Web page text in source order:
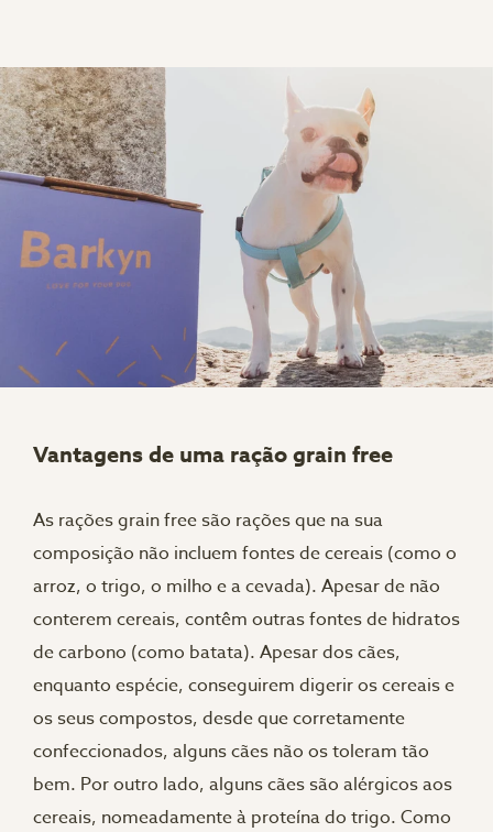
Vantagens de uma ração grain free
As rações grain free são rações que na sua
composição não incluem fontes de cereais (como o
arroz, o trigo, o milho e a cevada). Apesar de não
conterem cereais, contêm outras fontes de hidratos
de carbono (como batata). Apesar dos cães,
enquanto espécie, conseguirem digerir os cereais e
os seus compostos, desde que corretamente
confeccionados, alguns cães não os toleram tão
bem. Por outro lado, alguns cães são alérgicos aos
cereais, nomeadamente à proteína do trigo. Como